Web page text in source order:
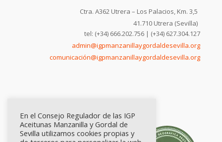
Ctra. A362 Utrera – Los Palacios, Km. 3,5
41.710 Utrera (Sevilla)
tel: (+34) 666.202.756 | (+34) 627.304.127
admin@igpmanzanillaygordaldesevilla.org
comunicación@igpmanzanillaygordaldesevilla.org
En el Consejo Regulador de las IGP
Aceitunas Manzanilla y Gordal de
Sevilla utilizamos cookies propias y